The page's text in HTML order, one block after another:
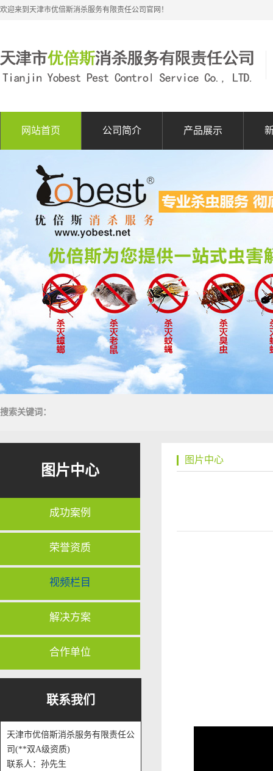
欢迎来到天津市优倍斯消杀服务有限责任公司官网！
网站首页 公司简介 产品展示
搜索关键词：
图片中心
成功案例
荣誉资质
视频栏目
解决方案
合作单位
联系我们
天津市优倍斯消杀服务有限责任公
司(**双A级资质)
联系人：孙先生
图片中心